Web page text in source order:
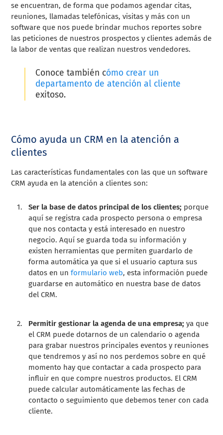
se encuentran, de forma que podamos agendar citas,
reuniones, llamadas telefónicas, visitas y más con un
software que nos puede brindar muchos reportes sobre
las peticiones de nuestros prospectos y clientes además de
la labor de ventas que realizan nuestros vendedores.
Conoce también cómo crear un
departamento de atención al cliente
exitoso.
Cómo ayuda un CRM en la atención a
clientes
Las características fundamentales con las que un software
CRM ayuda en la atención a clientes son:
Ser la base de datos principal de los clientes; porque
aquí se registra cada prospecto persona o empresa
que nos contacta y está interesado en nuestro
negocio. Aquí se guarda toda su información y
existen herramientas que permiten guardarlo de
forma automática ya que si el usuario captura sus
datos en unformulario web, esta información puede
guardarse en automático en nuestra base de datos
del CRM.
Permitir gestionar la agenda de una empresa; ya que
el CRM puede dotarnos de un calendario o agenda
para grabar nuestros principales eventos y reuniones
que tendremos y así no nos perdemos sobre en qué
momento hay que contactar a cada prospecto para
influir en que compre nuestros productos. El CRM
puede calcular automáticamente las fechas de
contacto o seguimiento que debemos tener con cada
cliente.